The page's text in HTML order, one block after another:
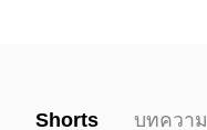
Shorts บทความ